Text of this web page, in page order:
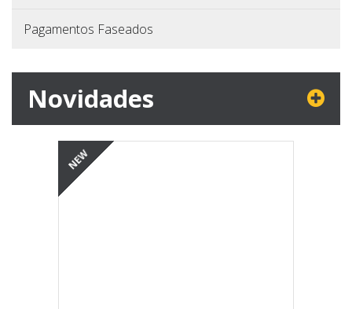
Pagamentos Faseados
Novidades
NEW